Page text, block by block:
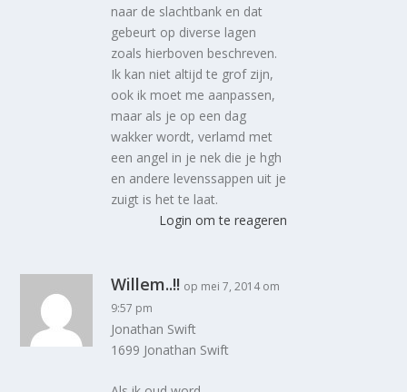
naar de slachtbank en dat
gebeurt op diverse lagen
zoals hierboven beschreven.
Ik kan niet altijd te grof zijn,
ook ik moet me aanpassen,
maar als je op een dag
wakker wordt, verlamd met
een angel in je nek die je hgh
en andere levenssappen uit je
zuigt is het te laat.
Login om te reageren
Willem..!! op mei 7, 2014 om
9:57 pm
Jonathan Swift
1699 Jonathan Swift